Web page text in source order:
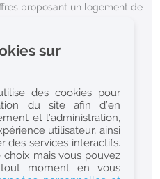
proposant un logement de
métier
F)
validée (H/F)
- Esthéticienne (H/F)
sur
des cookies pour
du site afin d’en
et l’administration,
utilisateur, ainsi
des services interactifs.
mais vous pouvez
moment en vous